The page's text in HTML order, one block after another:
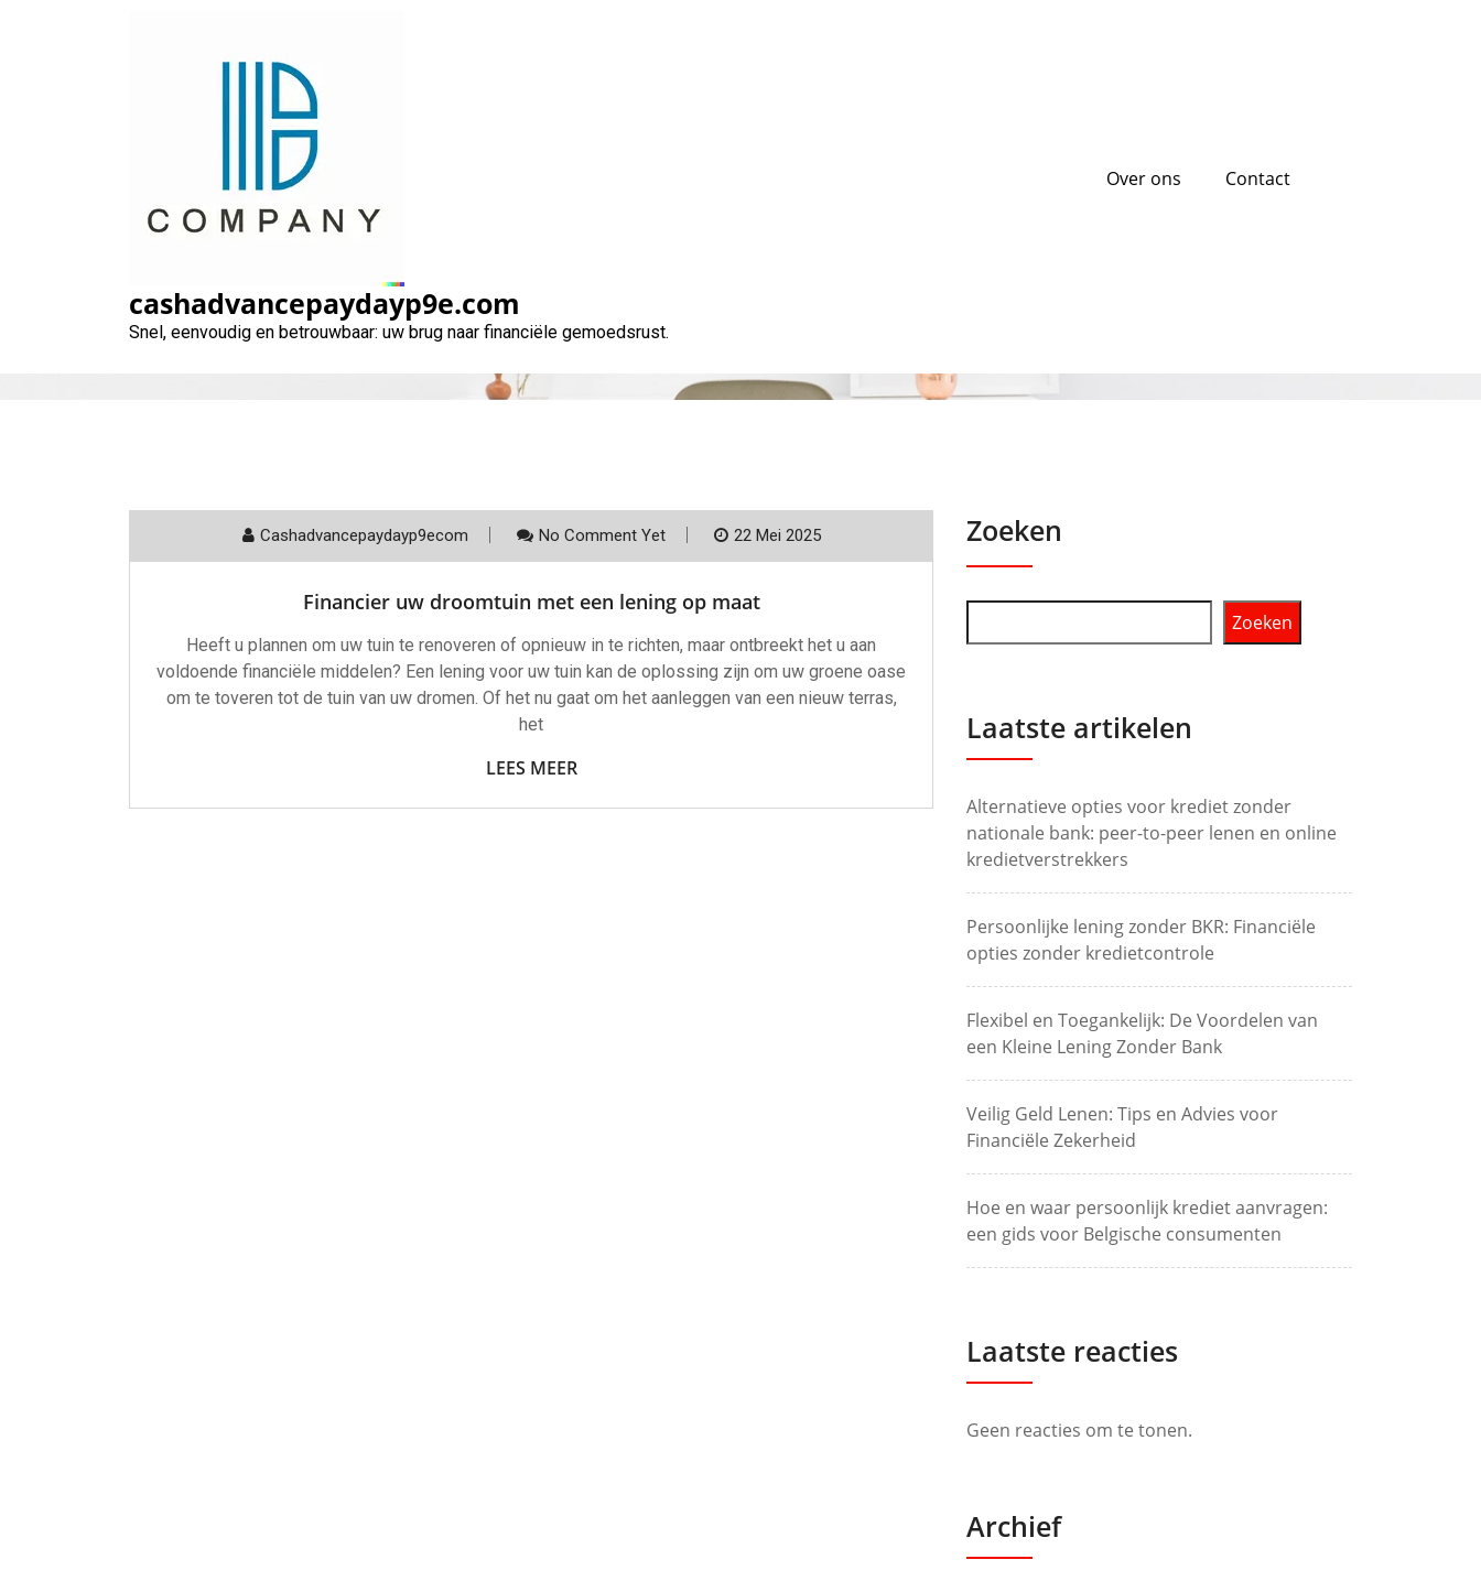
cashadvancepaydayp9e.com
Snel, eenvoudig en betrouwbaar: uw brug naar financiële gemoedsrust.
Over ons Contact
Cashadvancepaydayp9ecom No Comment Yet 22 Mei 2025
Financier uw droomtuin met een lening op maat
Heeft u plannen om uw tuin te renoveren of opnieuw in te richten, maar ontbreekt het u aan
voldoende financiële middelen? Een lening voor uw tuin kan de oplossing zijn om uw groene oase
om te toveren tot de tuin van uw dromen. Of het nu gaat om het aanleggen van een nieuw terras,
het
LEES MEER
Zoeken
Zoeken
Laatste artikelen
Alternatieve opties voor krediet zonder
nationale bank: peer-to-peer lenen en online
kredietverstrekkers
Persoonlijke lening zonder BKR: Financiële
opties zonder kredietcontrole
Flexibel en Toegankelijk: De Voordelen van
een Kleine Lening Zonder Bank
Veilig Geld Lenen: Tips en Advies voor
Financiële Zekerheid
Hoe en waar persoonlijk krediet aanvragen:
een gids voor Belgische consumenten
Laatste reacties
Geen reacties om te tonen.
Archief